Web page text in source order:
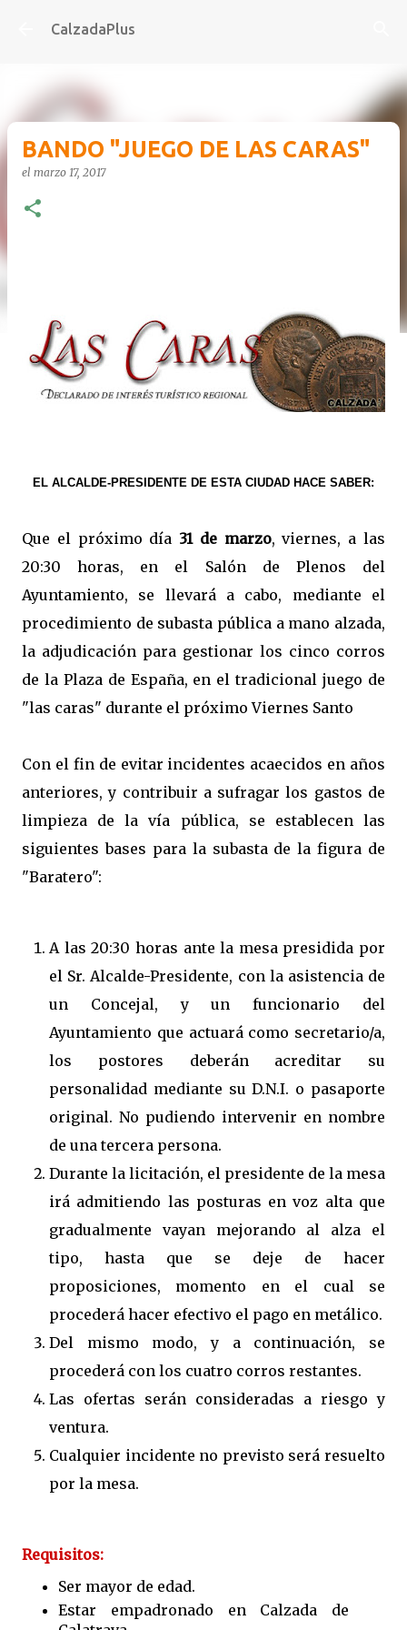
Ir al contenido principal
CalzadaPlus
BANDO "JUEGO DE LAS CARAS"
el marzo 17, 2017
EL ALCALDE-PRESIDENTE DE ESTA CIUDAD HACE SABER:
Que el próximo día 31 de marzo, viernes, a las
20:30 horas, en el Salón de Plenos del
Ayuntamiento, se llevará a cabo, mediante el
procedimiento de subasta pública a mano alzada,
la adjudicación para gestionar los cinco corros
de la Plaza de España, en el tradicional juego de
"las caras" durante el próximo Viernes Santo
Con el fin de evitar incidentes acaecidos en años
anteriores, y contribuir a sufragar los gastos de
limpieza de la vía pública, se establecen las
siguientes bases para la subasta de la figura de
"Baratero":
A las 20:30 horas ante la mesa presidida por
el Sr. Alcalde-Presidente, con la asistencia de
un Concejal, y un funcionario del
Ayuntamiento que actuará como secretario/a,
los postores deberán acreditar su
personalidad mediante su D.N.I. o pasaporte
original. No pudiendo intervenir en nombre
de una tercera persona.
Durante la licitación, el presidente de la mesa
irá admitiendo las posturas en voz alta que
gradualmente vayan mejorando al alza el
tipo, hasta que se deje de hacer
proposiciones, momento en el cual se
procederá hacer efectivo el pago en metálico.
Del mismo modo, y a continuación, se
procederá con los cuatro corros restantes.
Las ofertas serán consideradas a riesgo y
ventura.
Cualquier incidente no previsto será resuelto
por la mesa.
Requisitos:
Ser mayor de edad.
Estar empadronado en Calzada de